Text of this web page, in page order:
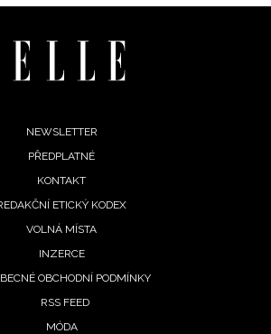
NEWSLETTER
PŘEDPLATNÉ
KONTAKT
ETICKÝ KODEX
VOLNÁ MÍSTA
INZERCE
OBCHODNÍ PODMÍNKY
RSS FEED
MÓDA